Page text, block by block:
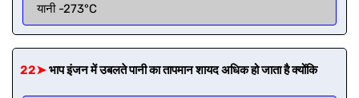
यानी -273°C
22➤भाप इंजन में उबलते पानी का तापमान शायद अधिक हो जाता है क्योंकि